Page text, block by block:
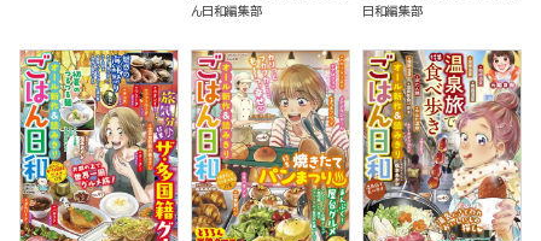
ん日和編集部
日和編集部